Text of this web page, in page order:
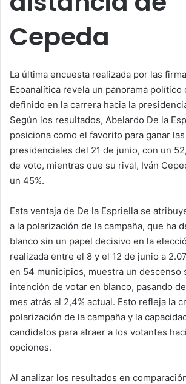
Cepeda
La última encuesta realizada por las
Ecoanalítica revela un panorama político
definido en la carrera hacia la
Según los resultados, Abelardo De la
posiciona como el favorito para ganar
presidenciales del 21 de junio, con un
de voto, mientras que su rival, Iván
un 45%.
Esta ventaja de De la Espriella se
a la polarización de la campaña, que ha
blanco sin un papel decisivo en la
realizada entre el 8 y el 12 de junio a
en 54 municipios, muestra un descenso
intención de votar en blanco, pasando
mes atrás al 2,4% actual. Esto refleja la
polarización de la campaña y la
candidatos para atraer a los votantes
opciones.
Al analizar los resultados en